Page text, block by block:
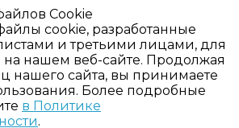
Cookie
cookie, разработанные
и третьими лицами, для
на нашем веб-сайте. Продолжая
нашего сайта, вы принимаете
Более подробные
в Политике
.